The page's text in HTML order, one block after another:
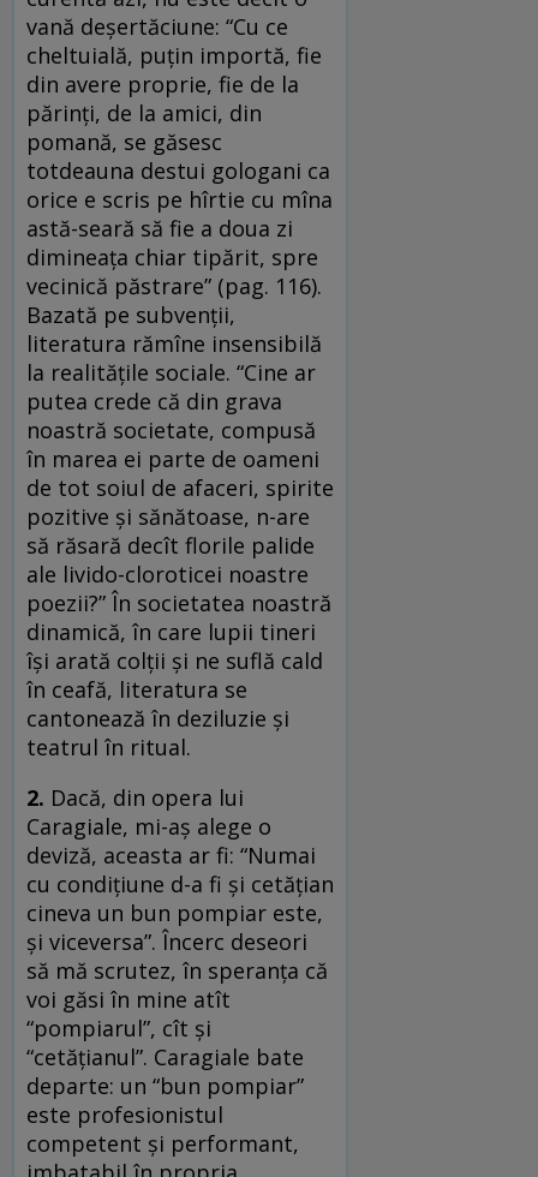
vană deşertăciune: “Cu ce
cheltuială, puţin importă, fie
din avere proprie, fie de la
părinţi, de la amici, din
pomană, se găsesc
totdeauna destui gologani ca
orice e scris pe hîrtie cu mîna
astă-seară să fie a doua zi
dimineaţa chiar tipărit, spre
vecinică păstrare” (pag. 116).
Bazată pe subvenţii,
literatura rămîne insensibilă
la realităţile sociale. “Cine ar
putea crede că din grava
noastră societate, compusă
în marea ei parte de oameni
de tot soiul de afaceri, spirite
pozitive şi sănătoase, n-are
să răsară decît florile palide
ale livido-cloroticei noastre
poezii?” În societatea noastră
dinamică, în care lupii tineri
îşi arată colţii şi ne suflă cald
în ceafă, literatura se
cantonează în deziluzie şi
teatrul în ritual.
2. Dacă, din opera lui
Caragiale, mi-aş alege o
deviză, aceasta ar fi: “Numai
cu condiţiune d-a fi şi cetăţian
cineva un bun pompiar este,
şi viceversa”. Încerc deseori
să mă scrutez, în speranţa că
voi găsi în mine atît
“pompiarul”, cît şi
“cetăţianul”. Caragiale bate
departe: un “bun pompiar”
este profesionistul
competent şi performant,